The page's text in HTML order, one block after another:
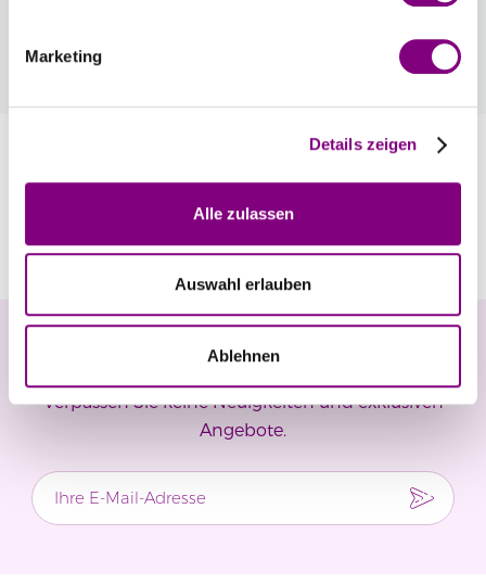
Marketing
Details zeigen
Alle zulassen
Auswahl erlauben
Ablehnen
automatisch an der Kasse.
Newsletter
Verpassen Sie keine Neuigkeiten und exklusiven
Angebote.